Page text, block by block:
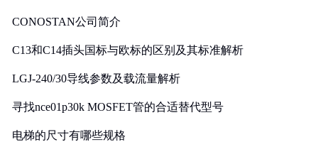
CONOSTAN公司简介
C13和C14插头国标与欧标的区别及其标准解析
LGJ-240/30导线参数及载流量解析
寻找nce01p30k MOSFET管的合适替代型号
电梯的尺寸有哪些规格